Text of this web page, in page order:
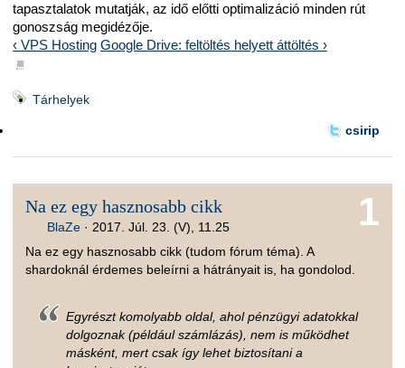
tapasztalatok mutatják, az idő előtti optimalizáció minden rút
gonoszság megidézője.
‹ VPS Hosting Google Drive: feltöltés helyett áttöltés ›
■
Tárhelyek
csirip
1
Na ez egy hasznosabb cikk
BlaZe ·2017. Júl. 23. (V), 11.25
Na ez egy hasznosabb cikk (tudom fórum téma). A
shardoknál érdemes beleírni a hátrányait is, ha gondolod.
Egyrészt komolyabb oldal, ahol pénzügyi adatokkal
dolgoznak (például számlázás), nem is működhet
másként, mert csak így lehet biztosítani a